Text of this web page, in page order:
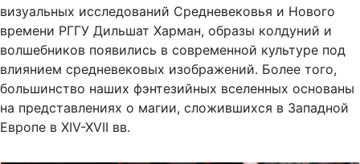
визуальных исследований Средневековья и Нового
времени РГГУ Дильшат Харман, образы колдуний и
волшебников появились в современной культуре под
влиянием средневековых изображений. Более того,
большинство наших фэнтезийных вселенных основаны
на представлениях о магии, сложившихся в Западной
Европе в XIV-XVII вв.